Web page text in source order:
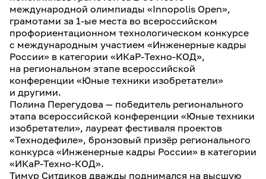
международной олимпиады «Innopolis Open»,
грамотами за 1-ые места во всероссийском
профориентационном технологическом конкурсе
с международным участием «Инженерные кадры
России» в категории «ИКаР-Техно-КОД»,
на региональном этапе всероссийской
конференции «Юные техники изобретатели»
и другими.
Полина Перегудова — победитель регионального
этапа всероссийской конференции «Юные техники
изобретатели», лауреат фестиваля проектов
«Технодефиле», бронзовый призёр регионального
конкурса «Инженерные кадры России» в категории
«ИКаР-Техно-КОД».
Тимур Ситдиков дважды поднимался на высшую